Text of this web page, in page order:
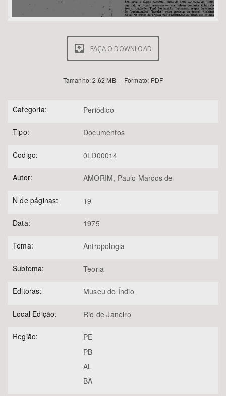
BUSCAR
FAÇA O DOWNLOAD
Tamanho: 2.62 MB | Formato: PDF
Categoria: Periódico
Tipo: Documentos
Codigo: 0LD00014
Autor: AMORIM, Paulo Marcos de
N de páginas: 19
Data: 1975
Tema: Antropologia
Subtema: Teoria
Editoras: Museu do Índio
Local Edição: Rio de Janeiro
Região:
PE
PB
AL
BA